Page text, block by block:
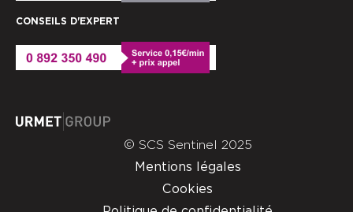
CONSEILS D'EXPERT
© SCS Sentinel 2025
Mentions légales
Cookies